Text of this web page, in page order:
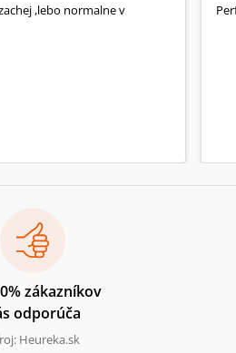
,lebo normalne v
zákazníkov
odporúča
Heureka.sk